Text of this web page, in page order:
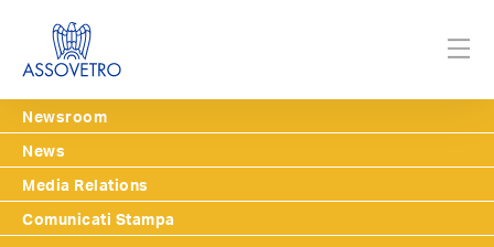
Newsroom
News
Media Relations
Comunicati Stampa